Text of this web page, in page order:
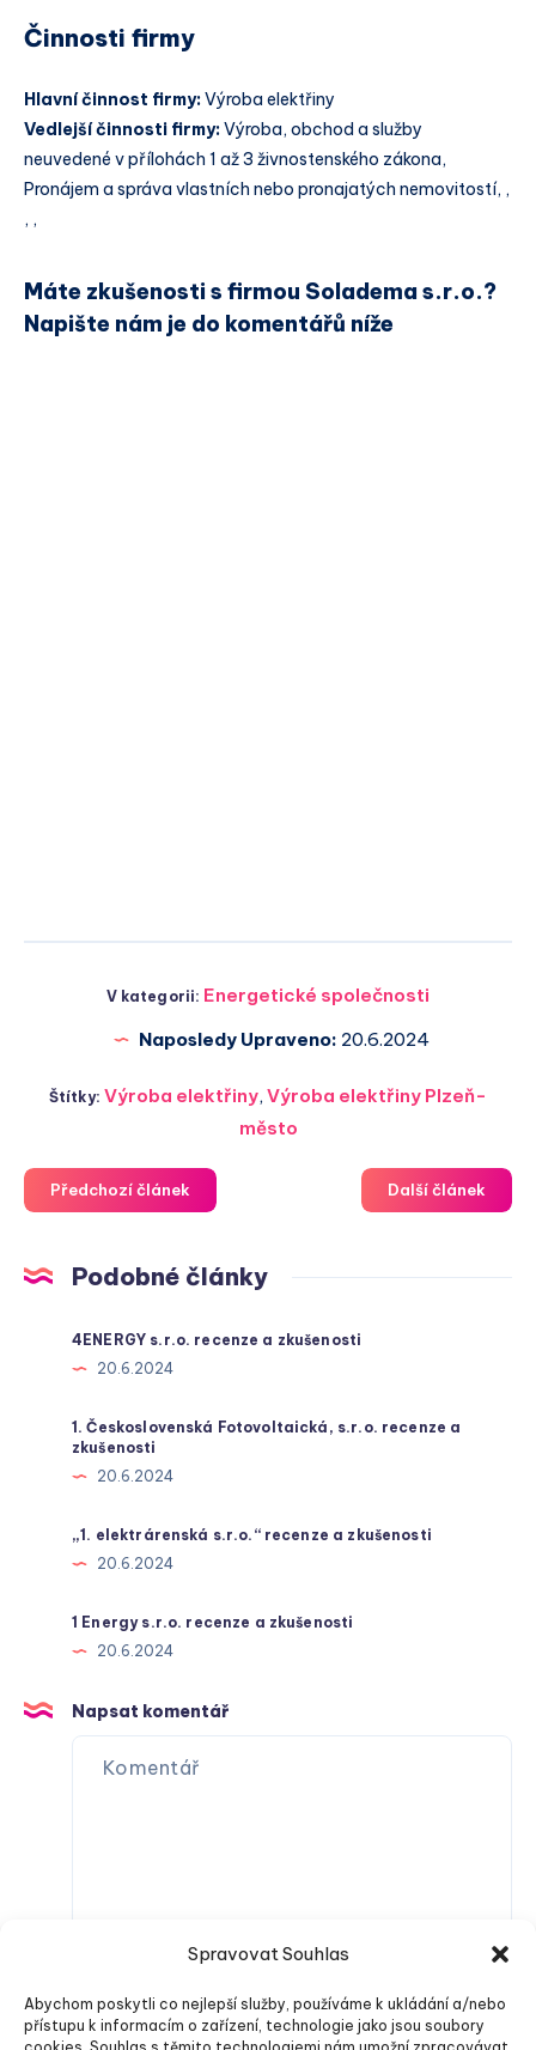
Spravovat Souhlas
Abychom poskytli co nejlepší služby, používáme k ukládání a/nebo
přístupu k informacím o zařízení, technologie jako jsou soubory
Činnosti firmy
Hlavní činnost firmy:Výroba elektřiny
Vedlejší činnosti firmy:Výroba, obchod a služby
neuvedené v přílohách 1 až 3 živnostenského zákona,
Pronájem a správa vlastních nebo pronajatých nemovitostí, ,
, ,
Máte zkušenosti s firmou Soladema s.r.o.?
Napište nám je do komentářů níže
V kategorii: Energetické společnosti
Naposledy Upraveno: 20.6.2024
Štítky:Výroba elektřiny,Výroba elektřiny Plzeň-
město
Předchozí článek Další článek
Podobné články
4ENERGY s.r.o. recenze a zkušenosti
20.6.2024
1. Československá Fotovoltaická, s.r.o. recenze a
zkušenosti
20.6.2024
„1. elektrárenská s.r.o.“ recenze a zkušenosti
20.6.2024
1 Energy s.r.o. recenze a zkušenosti
20.6.2024
Napsat komentář